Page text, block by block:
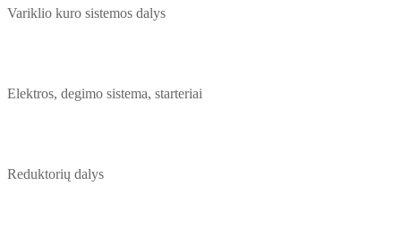
Variklio kuro sistemos dalys
Elektros, degimo sistema, starteriai
Reduktorių dalys